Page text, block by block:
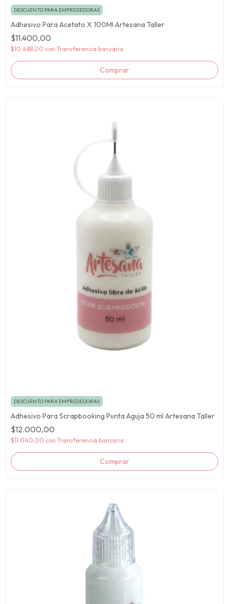
DESCUENTO PARA EMPREDEDORAS
Adhesivo Para Acetato X 100Ml Artesana Taller
$11.400,00
$10.488,00 con Transferencia bancaria
DESCUENTO PARA EMPREDEDORAS
Adhesivo Para Scrapbooking Punta Aguja 50 ml Artesana Taller
$12.000,00
$11.040,00 con Transferencia bancaria